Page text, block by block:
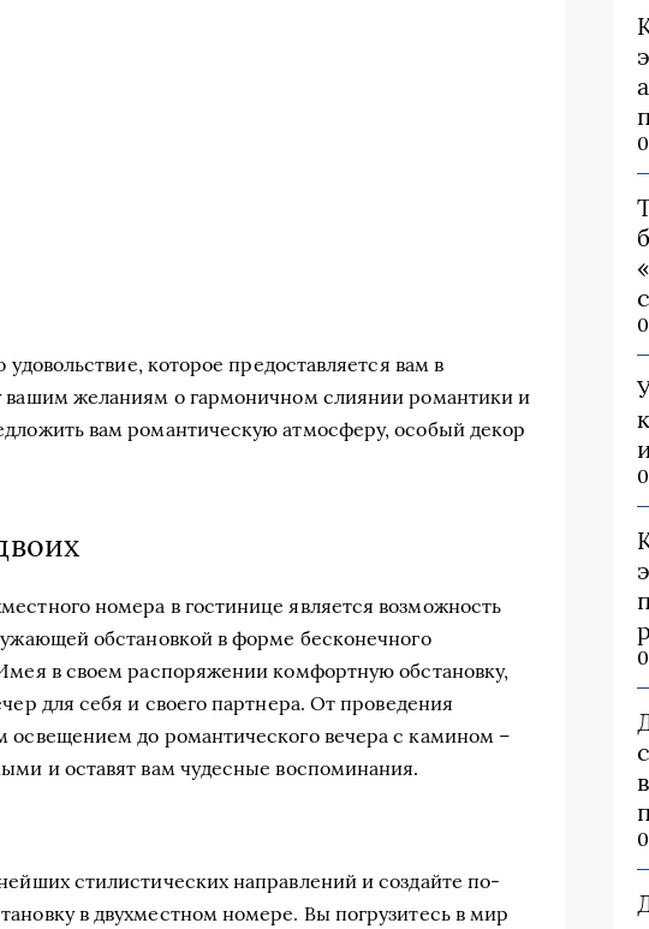
которое предоставляется вам в
вашим желаниям о гармоничном слиянии романтики и
вам романтическую атмосферу, особый декор
номера в гостинице является возможность
обстановкой в форме бесконечного
в своем распоряжении комфортную обстановку,
для себя и своего партнера. От проведения
до романтического вечера с камином –
и оставят вам чудесные воспоминания.
стилистических направлений и создайте по-
в двухместном номере. Вы погрузитесь в мир